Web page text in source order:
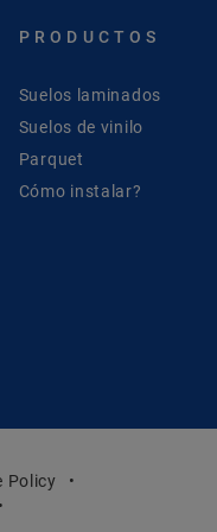
PRODUCTOS
Suelos laminados
Suelos de vinilo
Parquet
Cómo instalar?
Policy